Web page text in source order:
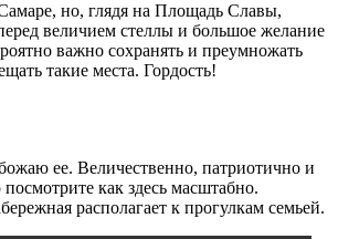
но, глядя на Площадь Славы,
величием стеллы и большое желание
важно сохранять и преумножать
такие места. Гордость!
ее. Величественно, патриотично и
как здесь масштабно.
располагает к прогулкам семьей.